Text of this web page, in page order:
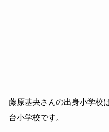
藤原基央さんの出身小学校
台小学校です。